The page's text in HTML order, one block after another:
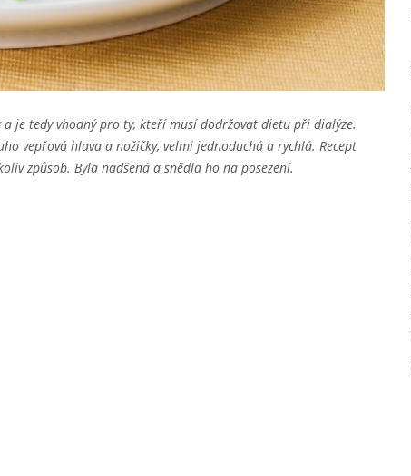
je tedy vhodný pro ty, kteří musí dodržovat dietu při dialýze.
vepřová hlava a nožičky, velmi jednoduchá a rychlá. Recept
způsob. Byla nadšená a snědla ho na posezení.